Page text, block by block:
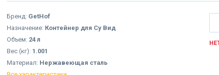
Бренд: GetHof
Назначение: Контейнер для Су Вид
Объем: 24 л
Вес (кг): 1.001
Материал: Нержавеющая сталь